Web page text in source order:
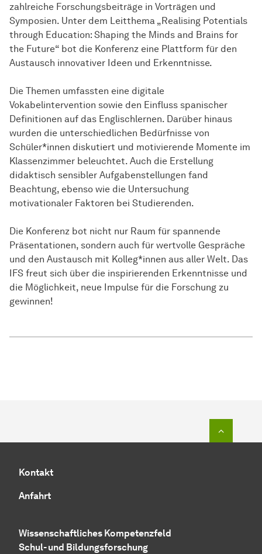
zahlreiche Forschungsbeiträge in Vorträgen und
Symposien. Unter dem Leitthema „Realising Potentials
through Education: Shaping the Minds and Brains for
the Future“ bot die Konferenz eine Plattform für den
Austausch innovativer Ideen und Erkenntnisse.
Die Themen umfassten eine digitale
Vokabelintervention sowie den Einfluss spanischer
Definitionen auf das Englischlernen. Darüber hinaus
wurden die unterschiedlichen Bedürfnisse von
Schüler*innen diskutiert und motivierende Momente im
Klassenzimmer beleuchtet. Auch die Erstellung
didaktisch sensibler Aufgabenstellungen fand
Beachtung, ebenso wie die Untersuchung
motivationaler Faktoren bei Studierenden.
Die Konferenz bot nicht nur Raum für spannende
Präsentationen, sondern auch für wertvolle Gespräche
und den Austausch mit Kolleg*innen aus aller Welt. Das
IFS freut sich über die inspirierenden Erkenntnisse und
die Möglichkeit, neue Impulse für die Forschung zu
gewinnen!
Kontakt
Anfahrt
Wissenschaftliches Kompetenzfeld
Schul- und Bildungsforschung